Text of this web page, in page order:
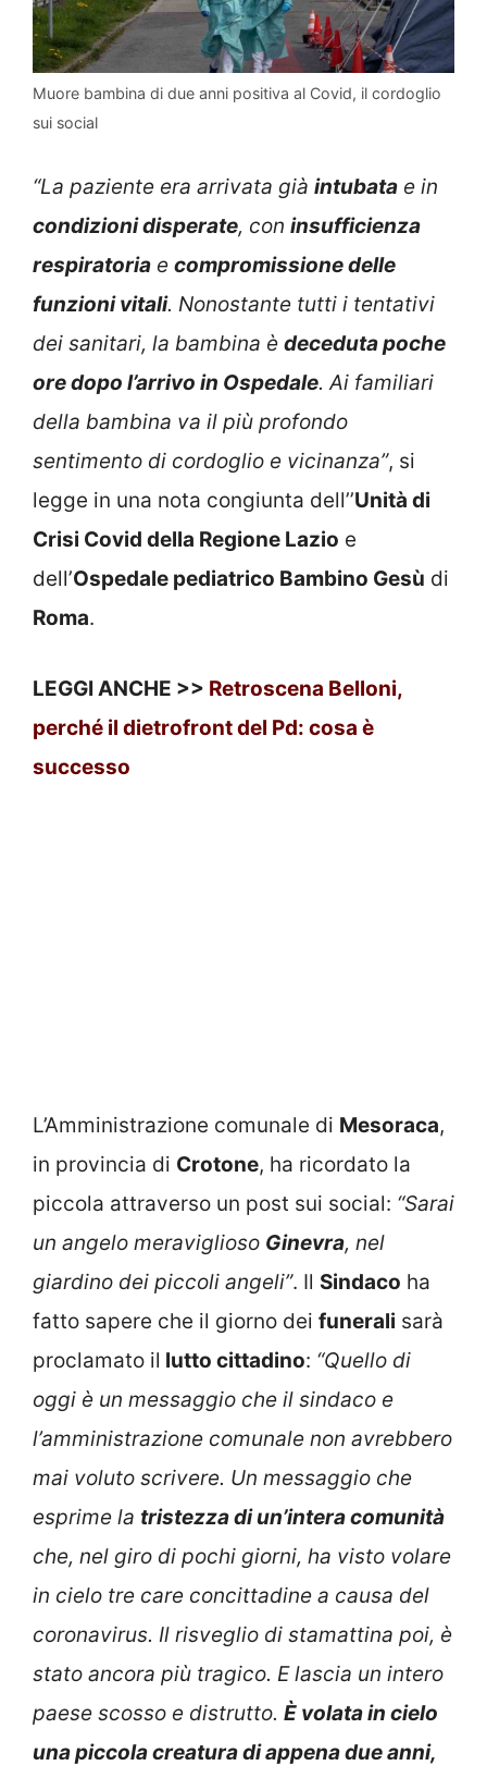
Muore bambina di due anni positiva al Covid, il cordoglio
sui social
“La paziente era arrivata già intubata e in
condizioni disperate, con insufficienza
respiratoria e compromissione delle
funzioni vitali. Nonostante tutti i tentativi
dei sanitari, la bambina è deceduta poche
ore dopo l’arrivo in Ospedale. Ai familiari
della bambina va il più profondo
sentimento di cordoglio e vicinanza”, si
legge in una nota congiunta dell’’Unità di
Crisi Covid della Regione Lazio e
dell’Ospedale pediatrico Bambino Gesù di
Roma.
LEGGI ANCHE >> Retroscena Belloni,
perché il dietrofront del Pd: cosa è
successo
L’Amministrazione comunale di Mesoraca,
in provincia di Crotone, ha ricordato la
piccola attraverso un post sui social: “Sarai
un angelo meraviglioso Ginevra, nel
giardino dei piccoli angeli”. Il Sindaco ha
fatto sapere che il giorno dei funerali sarà
proclamato il lutto cittadino: “Quello di
oggi è un messaggio che il sindaco e
l’amministrazione comunale non avrebbero
mai voluto scrivere. Un messaggio che
esprime la tristezza di un’intera comunità
che, nel giro di pochi giorni, ha visto volare
in cielo tre care concittadine a causa del
coronavirus. Il risveglio di stamattina poi, è
stato ancora più tragico. E lascia un intero
paese scosso e distrutto. È volata in cielo
una piccola creatura di appena due anni,